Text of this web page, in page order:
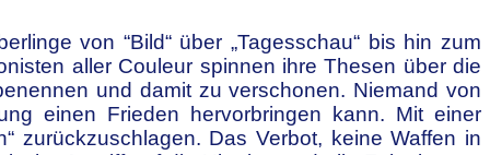
von “Bild“ über „Tagesschau“ bis hin zum
aller Couleur spinnen ihre Thesen über die
und damit zu verschonen. Niemand von
einen Frieden hervorbringen kann. Mit einer
zurückzuschlagen. Das Verbot, keine Waffen in